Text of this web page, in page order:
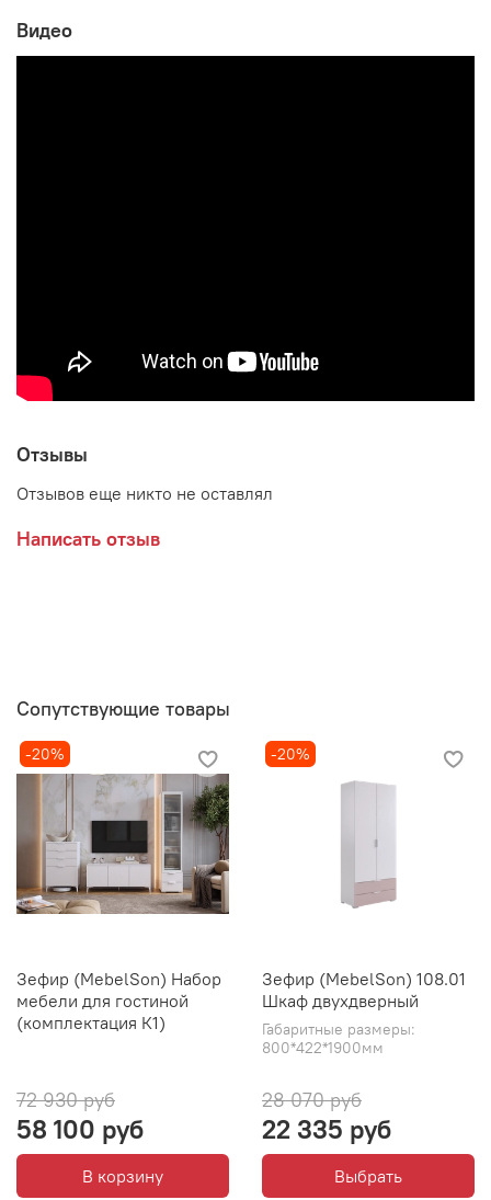
Серый (эмаль)/Белое дерево
Производитель:
Мебельная фабрика МЕБЕЛЬСОН (MEBELSON)
Видео
Отзывы
Отзывов еще никто не оставлял
Написать отзыв
Сопутствующие товары
-20%
Зефир (MebelSon) Набор
мебели для гостиной
(комплектация К1)
72 930 руб
58 100 руб
В корзину
-20%
Зефир (MebelSon) 108.01
Шкаф двухдверный
Габаритные размеры:
800*422*1900мм
28 070 руб
22 335 руб
Выбрать